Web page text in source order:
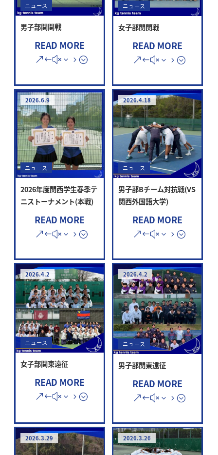
ニュース
男子部関関戦
READ MORE
ニュース
女子部関関戦
READ MORE
2026.6.9
ニュース
2026年度関西学生春季テ
ニストーナメント(本戦)
READ MORE
2026.4.18
ニュース
男子部Bチーム対抗戦(VS
関西外国語大学)
READ MORE
2026.4.2
ニュース
女子部関東遠征
READ MORE
2026.4.2
ニュース
男子部関東遠征
READ MORE
2026.3.29 2026.3.26